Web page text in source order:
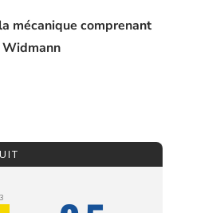
mécanique comprenant
3